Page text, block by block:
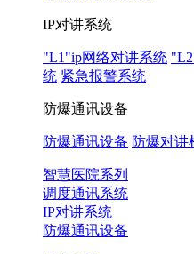
IP对讲系统
"L1"ip网络对讲系统
统 紧急报警系统
防爆通讯设备
防爆通讯设备 防爆对讲
智慧医院系列
调度通讯系统
IP对讲系统
防爆通讯设备